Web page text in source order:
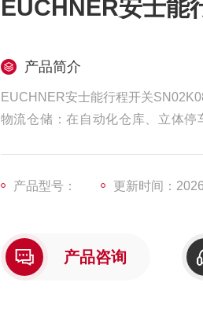
EUCHNER安士能
产品简介
EUCHNER安士能行程开关
物流仓储：在自动化仓库、立体
产品型号： 更新时间：
产品咨询